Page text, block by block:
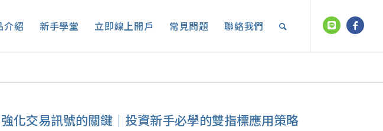
介紹 新手學堂 立即線上開戶 常見問題 聯絡我們
化交易訊號的關鍵｜投資新手必學的雙指標應用策略